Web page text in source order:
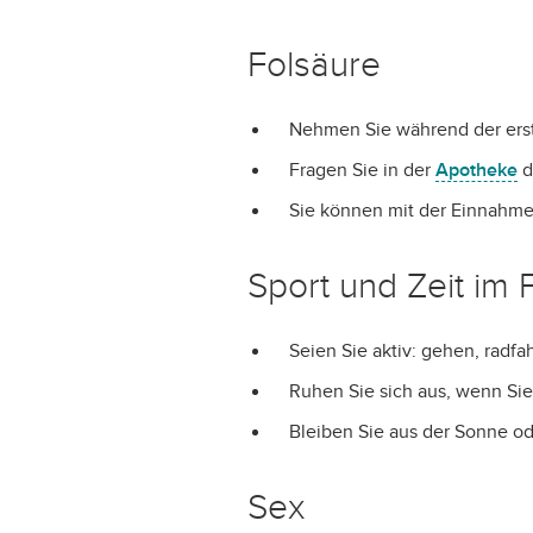
Folsäure
Nehmen Sie während der
Fragen Sie in der Apotheke
Sie können mit der
Sport und Zeit im
Seien Sie aktiv: gehen,
Ruhen Sie sich aus, wenn
Bleiben Sie aus der Sonne
Sex